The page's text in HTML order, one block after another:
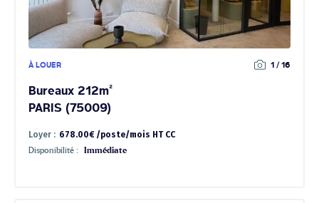
À LOUER 1 / 16
Bureaux 212m²
PARIS (75009)
Loyer : 678.00€ /poste/mois HT CC
Disponibilité : Immédiate